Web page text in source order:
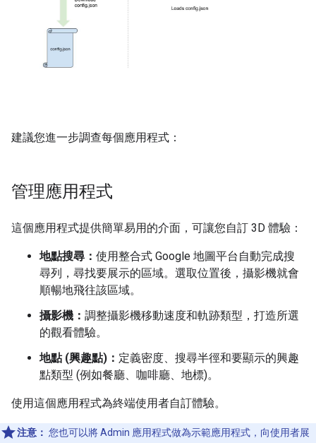
建議您進一步調查每個應用程式：
管理應用程式
這個應用程式提供簡單易用的介面，可讓您自訂 3D 體驗：
地點搜尋： 使用整合式 Google 地圖平台自動完成搜
尋列，尋找要展示的區域。選取位置後，攝影機就會
順暢地飛往該區域。
攝影機： 調整攝影機移動速度和軌跡類型，打造所選
的觀看體驗。
地點 (興趣點)： 定義密度、搜尋半徑和要顯示的興趣
點類型 (例如餐廳、咖啡廳、地標)。
使用這個應用程式為終端使用者自訂體驗。
注意： 您也可以將 Admin 應用程式做為示範應用程式，向使用者展